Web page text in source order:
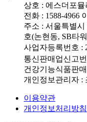
상호 : 에스더포뮬
전화 : 1588-4966
주소 : 서울특별
호(논현동, SB타
사업자등록번호 :
통신판매업신고
건강기능식품판
개인정보관리자 :
이용약관
개인정보처리방침